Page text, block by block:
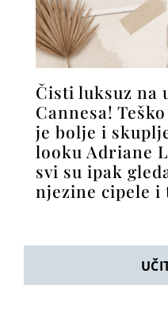
Čisti luksuz na
Cannesa!
je bolje i
looku Adriane
svi su ipak
njezine cipele i